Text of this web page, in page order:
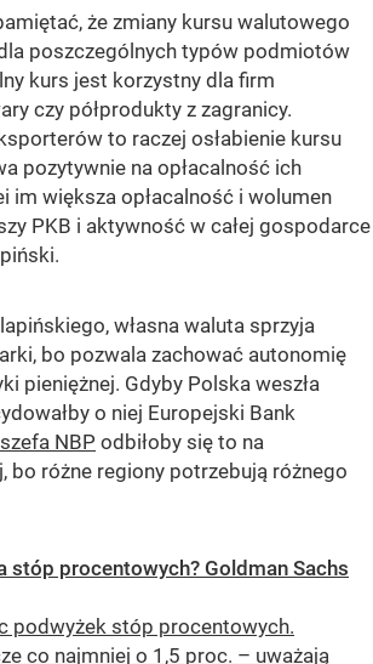
że zmiany kursu walutowego
poszczególnych typów podmiotów
kurs jest korzystny dla firm
czy półprodukty z zagranicy.
to raczej osłabienie kursu
pozytywnie na opłacalność ich
im większa opłacalność i wolumen
PKB i aktywność w całej gospodarce
własna waluta sprzyja
bo pozwala zachować autonomię
pieniężnej. Gdyby Polska weszła
o niej Europejski Bank
NBP odbiłoby się to na
bo różne regiony potrzebują różnego
stóp procentowych? Goldman Sachs
podwyżek stóp procentowych.
co najmniej o 1,5 proc. – uważają